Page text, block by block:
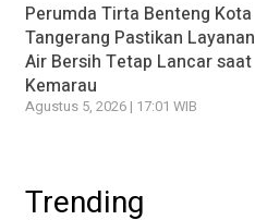
Perumda Tirta Benteng Kota
Tangerang Pastikan Layanan
Air Bersih Tetap Lancar saat
Kemarau
Agustus 5, 2026 | 17:01 WIB
Trending